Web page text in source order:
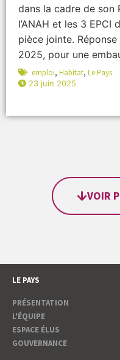
dans la cadre de son
l’ANAH et les 3 EPCI
pièce jointe.
2025, pour une
emploi, Habitat, Le Pays
23 juin 2025
VOIR
LE PAYS
PRÉSENTATION
L'ÉQUIPE
ESPACE ÉLUS
GOUVERNANCE